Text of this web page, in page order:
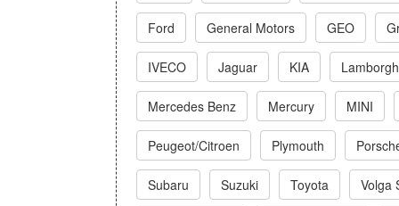
Ford General Motors GEO
IVECO Jaguar KIA
Mercedes Benz Mercury MINI
Peugeot/Citroen Plymouth
Subaru Suzuki Toyota Volga